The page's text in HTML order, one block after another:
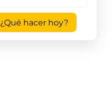
¿Qué hacer hoy?